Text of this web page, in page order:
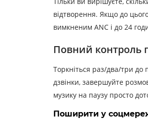
відтворення. Якщо до
вимкненим ANC і до 24
Повний контроль
Торкніться раз/два/три
дзвінки, завершуйте
музику на паузу просто
Поширити у